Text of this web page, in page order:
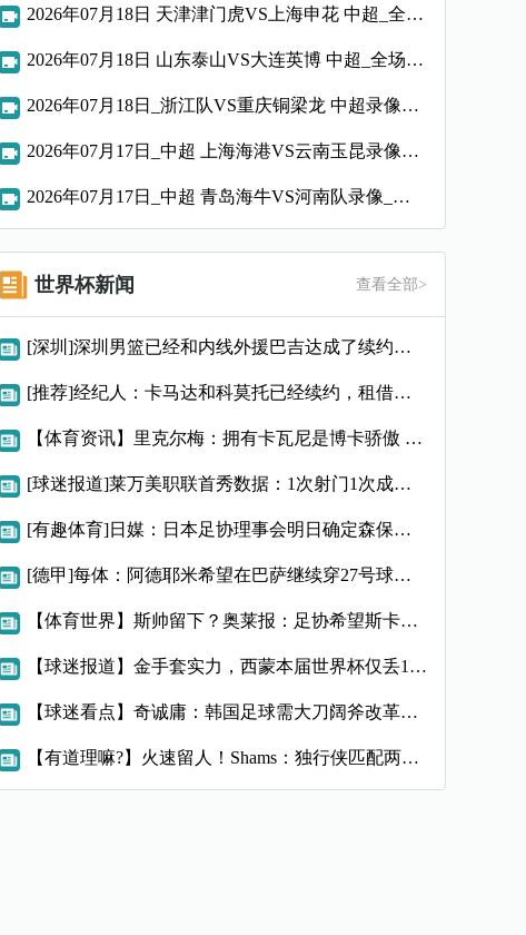
2026年07月18日 天津津门虎VS上海申花 中超_全场录像【视频集锦】
2026年07月18日 山东泰山VS大连英博 中超_全场录像【全场回放】
2026年07月18日_浙江队VS重庆铜梁龙 中超录像_全场录像【全场回放】
2026年07月17日_中超 上海海港VS云南玉昆录像_全场录像【全场回放】
2026年07月17日_中超 青岛海牛VS河南队录像_全场录像【视频集锦】
世界杯新闻 查看全部>
[深圳]深圳男篮已经和内线外援巴吉达成了续约一致
[推荐]经纪人：卡马达和科莫托已经续约，租借？目前的想法是留
【体育资讯】里克尔梅：拥有卡瓦尼是博卡骄傲 斯卡洛尼是史上最
[球迷报道]莱万美职联首秀数据：1次射门1次成功过人预期进球
[有趣体育]日媒：日本足协理事会明日确定森保一续约半年，提案
[德甲]每体：阿德耶米希望在巴萨继续穿27号球衣，但西甲规则
【体育世界】斯帅留下？奥莱报：足协希望斯卡洛尼继续执教，相信
【球迷报道】金手套实力，西蒙本届世界杯仅丢1球，近16场代表
【球迷看点】奇诚庸：韩国足球需大刀阔斧改革，从业者必须清醒过
【有道理嘛?】火速留人！Shams：独行侠匹配两年470万报